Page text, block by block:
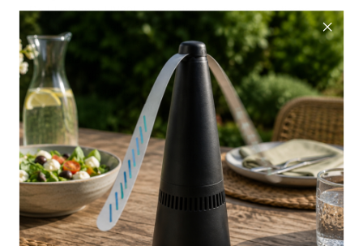
De Flystopper HV30L is voorzien van een magnetische
transformator welke een beduidend langere levensduur
heeft dan de reguliere elektrische transformators.
Betere aantrekking
De aantrekking van vliegende insecten is verbeterd. Door
het unieke design kunnen vliegen van boven, achter en
voorzijde het apparaat in.
Makkelijk te plaatsen
Het apparaat is los overal te plaatsen of kan worden
opgehangen met de bijgevoegde ketting.
Inhoud doos
- elektrische vliegenlamp inclusief 2 stuks LED 7 watt
lampen
- ketting
- gebruiksaanwijzing